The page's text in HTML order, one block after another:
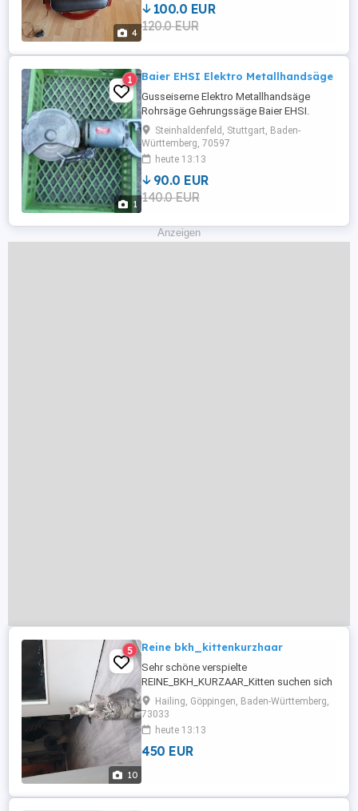
4
100.0 EUR
120.0 EUR
1
1 Baier EHSI Elektro Metallhandsäge
Gusseiserne Elektro Metallhandsäge
Rohrsäge Gehrungssäge Baier EHSI.
Gebraucht. Gebrauchsspuren vorhanden.
Voll funktionsfähig.
Steinhaldenfeld, Stuttgart, Baden-
Württemberg, 70597
heute 13:13
90.0 EUR
140.0 EUR
Anzeigen
10
5 Reine bkh_kittenkurzhaar
Sehr schöne verspielte
REINE_BKH_KURZAAR_Kitten suchen sich
ein nettes freundliches zuhause. Alle sehr
schöne blaue Hellblau Augen Farben sehr
schönes Weiches glänzendes kurzhaar
sehr verspielt springen laufen und
Hailing, Göppingen, Baden-Württemberg,
73033
heute 13:13
450 EUR